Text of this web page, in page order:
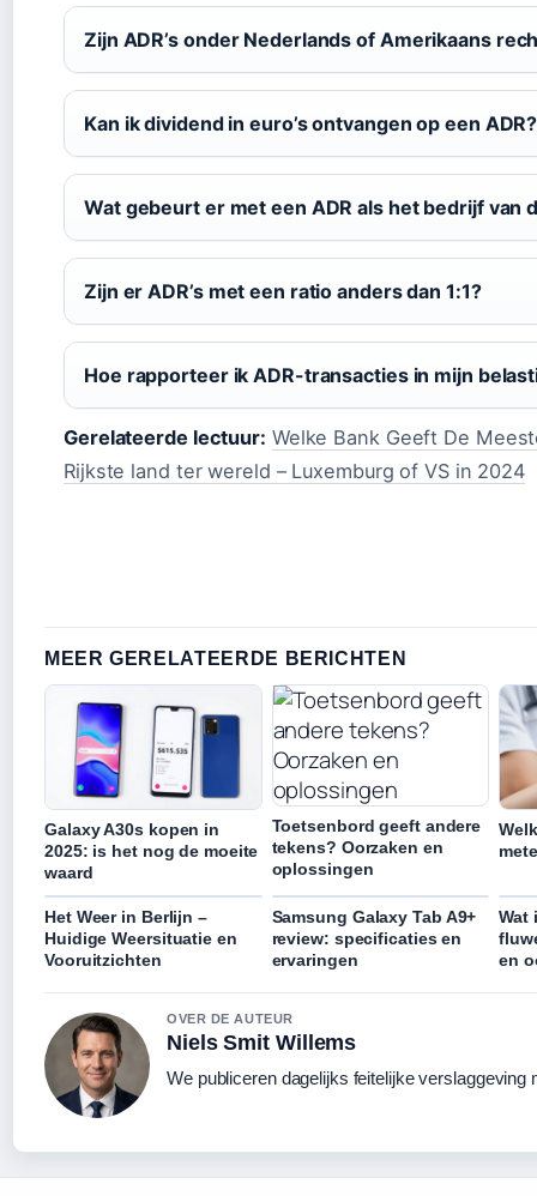
Zijn ADR’s onder Nederlands of Amerikaans
Kan ik dividend in euro’s ontvangen op een ADR?
Wat gebeurt er met een ADR als het bedrijf van
Zijn er ADR’s met een ratio anders dan 1:1?
Hoe rapporteer ik ADR-transacties in mijn
Gerelateerde lectuur: Welke Bank Geeft De
Rijkste land ter wereld – Luxemburg of VS in 2024
MEER GERELATEERDE BERICHTEN
Galaxy A30s kopen in
2025: is het nog de moeite
waard
Toetsenbord geeft andere
tekens? Oorzaken en
oplossingen
Het Weer in Berlijn –
Huidige Weersituatie en
Vooruitzichten
Samsung Galaxy Tab A9+
review: specificaties en
ervaringen
Wat
en
OVER DE AUTEUR
Niels Smit Willems
We publiceren dagelijks feitelijke verslaggeving